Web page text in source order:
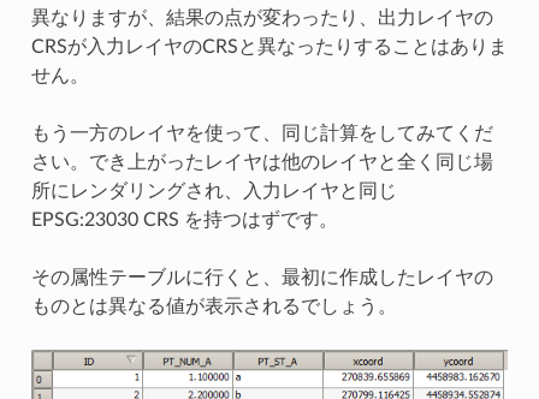
異なりますが、結果の点が変わったり、出力レイヤの
CRSが入力レイヤのCRSと異なったりすることはありま
せん。
もう一方のレイヤを使って、同じ計算をしてみてくだ
さい。でき上がったレイヤは他のレイヤと全く同じ場
所にレンダリングされ、入力レイヤと同じ
EPSG:23030 CRS を持つはずです。
その属性テーブルに行くと、最初に作成したレイヤの
ものとは異なる値が表示されるでしょう。